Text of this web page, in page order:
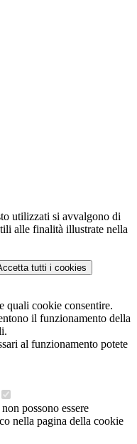
utilizzati si avvalgono di
alle finalità illustrate nella
tutti i cookies
quali cookie consentire.
il funzionamento della
al funzionamento potete
possono essere
nella pagina della cookie